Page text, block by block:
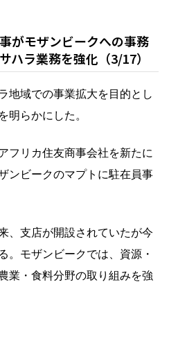
がモザンビークへの事務
ハラ業務を強化（3/17）
地域での事業拡大を目的とし
明らかにした。
フリカ住友商事会社を新たに
ンビークのマプトに駐在員事
、支店が開設されていたが今
。モザンビークでは、資源・
業・食料分野の取り組みを強